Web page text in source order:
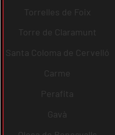
Torrelles de Foix
Torre de Claramunt
Santa Coloma de Cervelló
Carme
Perafita
Gavà